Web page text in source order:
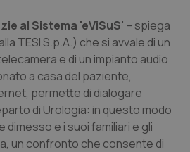
& Rettocolite Ulcerosa
patologie neurodegenerative
al Sistema 'eViSuS' – spiega
TESI S.p.A.) che si avvale di un
e di un impianto audio
a casa del paziente,
permette di dialogare
di Urologia: in questo modo
dimesso e i suoi familiari e gli
un confronto che consente di